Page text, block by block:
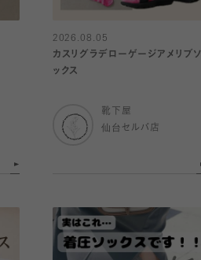
2026.08.05
カスリグラデローゲージアメリブソ
ックス
靴下屋
仙台セルバ店